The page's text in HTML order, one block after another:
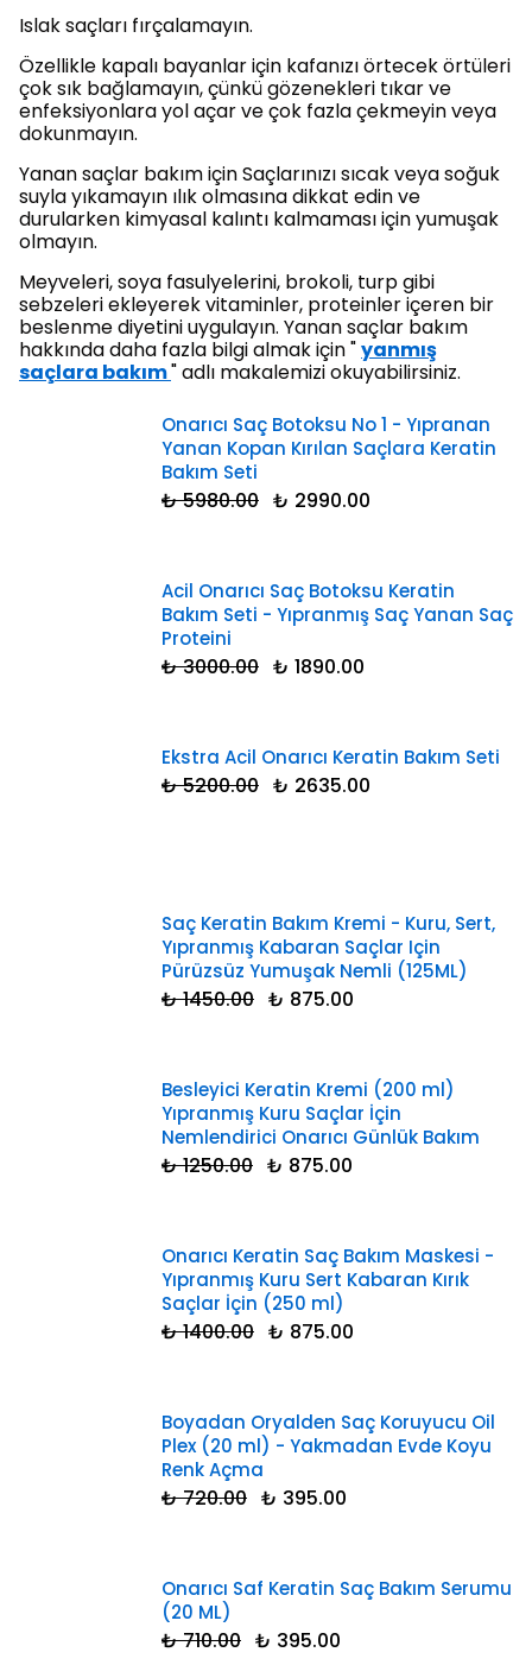
Islak saçları fırçalamayın.
Özellikle kapalı bayanlar için kafanızı örtecek örtüleri
çok sık bağlamayın, çünkü gözenekleri tıkar ve
enfeksiyonlara yol açar ve çok fazla çekmeyin veya
dokunmayın.
Yanan saçlar bakım için Saçlarınızı sıcak veya soğuk
suyla yıkamayın ılık olmasına dikkat edin ve
durularken kimyasal kalıntı kalmaması için yumuşak
olmayın.
Meyveleri, soya fasulyelerini, brokoli, turp gibi
sebzeleri ekleyerek vitaminler, proteinler içeren bir
beslenme diyetini uygulayın. Yanan saçlar bakım
hakkında daha fazla bilgi almak için "yanmış
saçlara bakım" adlı makalemizi okuyabilirsiniz.
Onarıcı Saç Botoksu No 1 - Yıpranan
Yanan Kopan Kırılan Saçlara Keratin
Bakım Seti
₺ 5980.00 ₺ 2990.00
Acil Onarıcı Saç Botoksu Keratin
Bakım Seti - Yıpranmış Saç Yanan Saç
Proteini
₺ 3000.00 ₺ 1890.00
Ekstra Acil Onarıcı Keratin Bakım Seti
₺ 5200.00 ₺ 2635.00
Saç Keratin Bakım Kremi - Kuru, Sert,
Yıpranmış Kabaran Saçlar Için
Pürüzsüz Yumuşak Nemli (125ML)
₺ 1450.00 ₺ 875.00
Besleyici Keratin Kremi (200 ml)
Yıpranmış Kuru Saçlar İçin
Nemlendirici Onarıcı Günlük Bakım
₺ 1250.00 ₺ 875.00
Onarıcı Keratin Saç Bakım Maskesi -
Yıpranmış Kuru Sert Kabaran Kırık
Saçlar İçin (250 ml)
₺ 1400.00 ₺ 875.00
Boyadan Oryalden Saç Koruyucu Oil
Plex (20 ml) - Yakmadan Evde Koyu
Renk Açma
₺ 720.00 ₺ 395.00
Onarıcı Saf Keratin Saç Bakım Serumu
(20 ML)
₺ 710.00 ₺ 395.00